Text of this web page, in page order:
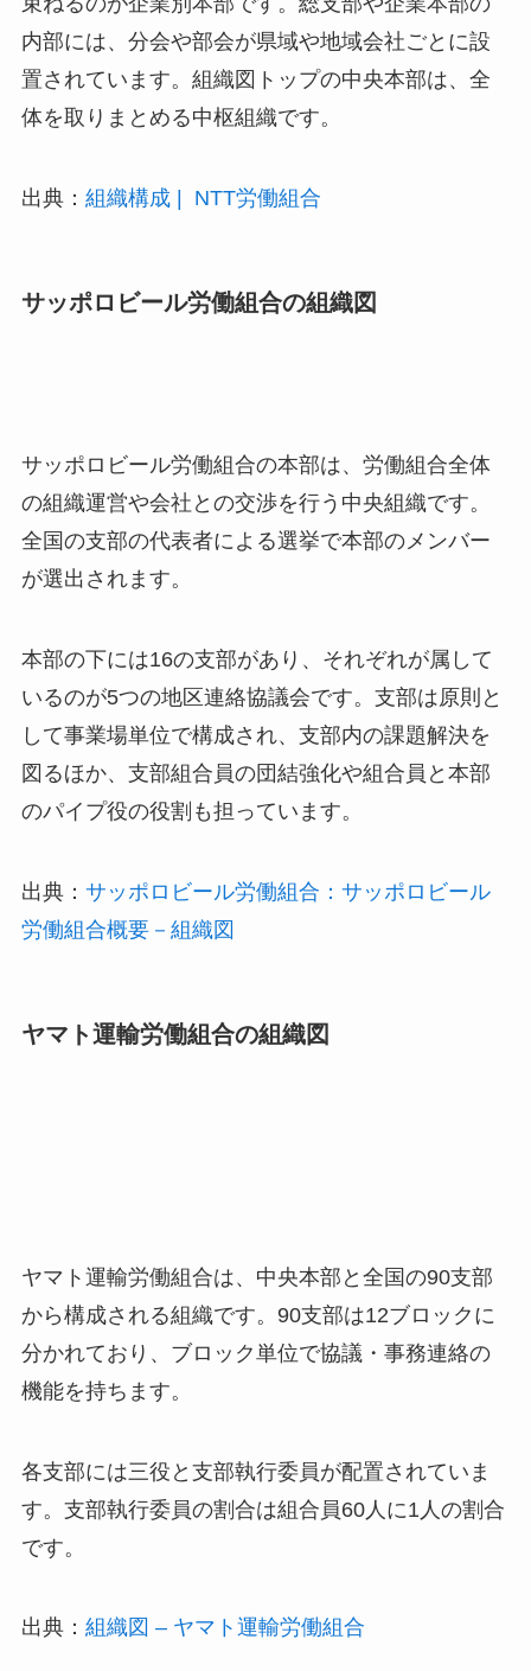
内部には、分会や部会が県域や地域会社ごとに設
置されています。組織図トップの中央本部は、全
体を取りまとめる中枢組織です。
出典： 組織構成 | NTT労働組合
サッポロビール労働組合の組織図
サッポロビール労働組合の本部は、労働組合全体
の組織運営や会社との交渉を行う中央組織です。
全国の支部の代表者による選挙で本部のメンバー
が選出されます。
本部の下には16の支部があり、それぞれが属して
いるのが5つの地区連絡協議会です。支部は原則と
して事業場単位で構成され、支部内の課題解決を
図るほか、支部組合員の団結強化や組合員と本部
のパイプ役の役割も担っています。
出典： サッポロビール労働組合：サッポロビール
労働組合概要－組織図
ヤマト運輸労働組合の組織図
ヤマト運輸労働組合は、中央本部と全国の90支部
から構成される組織です。90支部は12ブロックに
分かれており、ブロック単位で協議・事務連絡の
機能を持ちます。
各支部には三役と支部執行委員が配置されていま
す。支部執行委員の割合は組合員60人に1人の割合
です。
出典： 組織図 – ヤマト運輸労働組合